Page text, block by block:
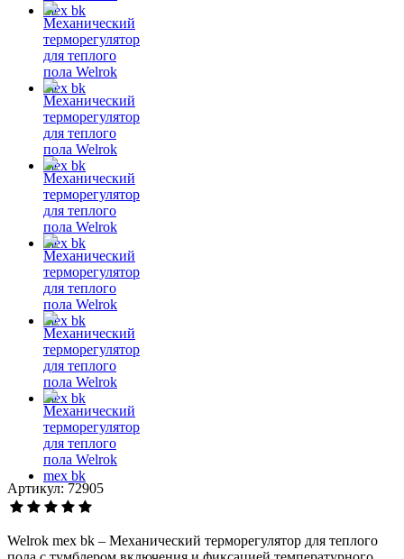
Артикул: 72905
Welrok mex bk – Механический терморегулятор для теплого